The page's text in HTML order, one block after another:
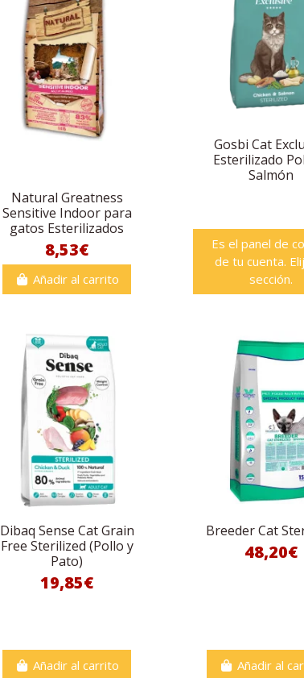
Natural Greatness
Sensitive Indoor para
gatos Esterilizados
8,53€
Añadir al carrito
Gosbi Cat
Esterilizado
Salmón
Es el panel de
de tu cuenta.
sección.
Dibaq Sense Cat Grain
Free Sterilized (Pollo y
Pato)
19,85€
Añadir al carrito
Breeder Cat
48,20€
Añadir al